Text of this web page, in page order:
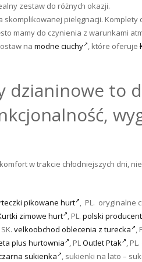
zestaw do różnych okazji.
pielęgnacji. Komplety
mamy do czynienia z warunkami
na modne ciuchy , które oferuje
to
w trakcie chłodniejszych dni,
pikowane hurt , PL. oryginalne
zimowe hurt , PL. polski
SK. velkoobchod oblecenia z turecka ,
plus hurtownia , PLOutlet Ptak ,
sukienka , sukienki na lato –